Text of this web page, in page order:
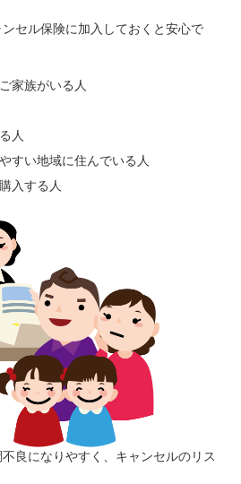
セル保険に加入しておくと安心で
家族がいる人
人
すい地域に住んでいる人
入する人
良になりやすく、キャンセルのリス